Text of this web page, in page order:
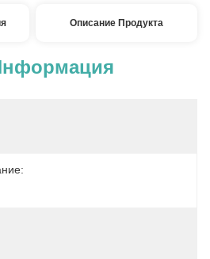
Описание Продукта